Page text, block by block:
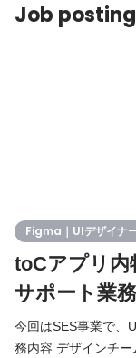
Job
Figma｜UIデザイナ
toCアプリ内
サポート業
今回はSES事業で、
務内容 デザインチー